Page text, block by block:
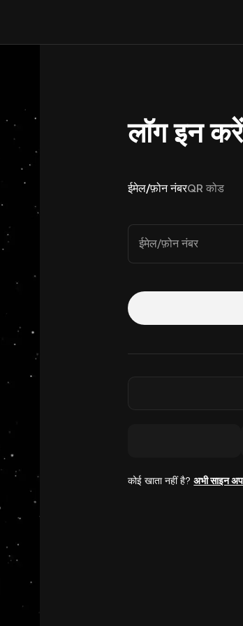
लॉग इन करें
ईमेल/फ़ोन नंबरQR कोड
ईमेल/फ़ोन नंबर
कोई खाता नहीं है?अभी साइन